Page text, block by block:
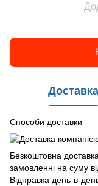
Доставка
Способи доставки
Безкоштовна
замовленні на суму
Відправка день-в-